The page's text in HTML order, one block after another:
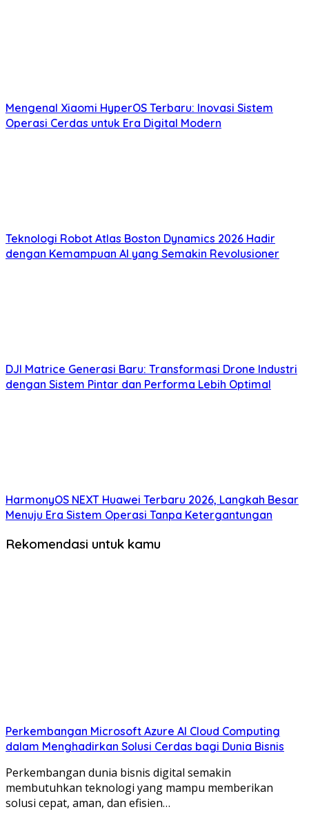
Mengenal Xiaomi HyperOS Terbaru: Inovasi Sistem
Operasi Cerdas untuk Era Digital Modern
Teknologi Robot Atlas Boston Dynamics 2026 Hadir
dengan Kemampuan AI yang Semakin Revolusioner
DJI Matrice Generasi Baru: Transformasi Drone Industri
dengan Sistem Pintar dan Performa Lebih Optimal
HarmonyOS NEXT Huawei Terbaru 2026, Langkah Besar
Menuju Era Sistem Operasi Tanpa Ketergantungan
Rekomendasi untuk kamu
Perkembangan Microsoft Azure AI Cloud Computing
dalam Menghadirkan Solusi Cerdas bagi Dunia Bisnis
Perkembangan dunia bisnis digital semakin
membutuhkan teknologi yang mampu memberikan
solusi cepat, aman, dan efisien…